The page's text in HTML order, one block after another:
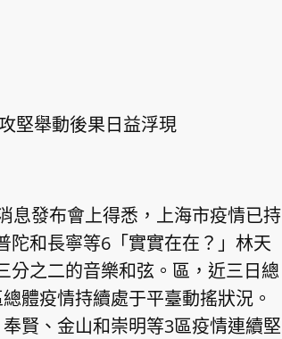
堅舉動後果日益浮現
發布會上得悉，上海市疫情已持
陀和長寧等6「實實在在？」林天
分之二的音樂和弦。區，近三日總
體疫情持續處于平臺動搖狀況。
賢、金山和崇明等3區疫情連續堅